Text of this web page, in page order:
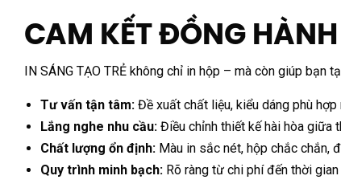
CAM KẾT ĐỒNG
IN SÁNG TẠO TRẺ không chỉ in hộp – mà còn giúp bạn
Tư vấn tận tâm: Đề xuất chất liệu, kiểu dáng phù
Lắng nghe nhu cầu: Điều chỉnh thiết kế hài hòa giữa
Chất lượng ổn định: Màu in sắc nét, hộp chắc chắn,
Quy trình minh bạch: Rõ ràng từ chi phí đến thời